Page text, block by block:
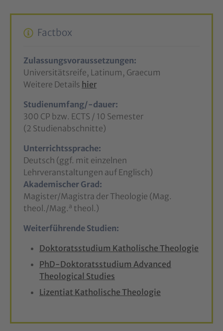
Factbox
Zulassungsvoraussetzungen:
Universitätsreife, Latinum, Graecum
Weitere Details hier
Studienumfang/-dauer:
300 CP bzw. ECTS / 10 Semester
(2 Studienabschnitte)
Unterrichtssprache:
Deutsch (ggf. mit einzelnen
Lehrveranstaltungen auf Englisch)
Akademischer Grad:
Magister/Magistra der Theologie (Mag.
theol./Mag. a theol.)
Weiterführende Studien:
Doktoratsstudium Katholische Theologie
PhD-Doktoratsstudium Advanced
Theological Studies
Lizentiat Katholische Theologie